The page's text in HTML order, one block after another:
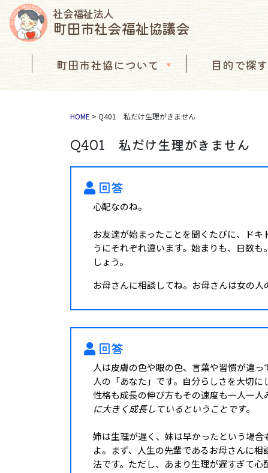
社会福祉法人
町田市社会福祉協議会
コンテンツへスキップ
メインナビゲーション
町田市社協について 目的で探す
HOME > Q401 私だけ生理がきません
Q401 私だけ生理がきません
回答
心配なのね。
お友達が始まったことを聞くたびに、ド
うにそれぞれ違います。始まりも、日数
しょう。
お母さんに相談してね。お母さんは女の人
回答
人は皮膚の色や眼の色、言葉や習慣が違
人の「あなた」です。自分らしさを大切に
性格も成長の伸び方もその速度も一人一人
に大きく成長しているということです。
姉は生理が遅く、妹は早かったという場
よ。まず、人生の先輩であるお母さんに
法です。ただし、あまり生理が遅すぎて心